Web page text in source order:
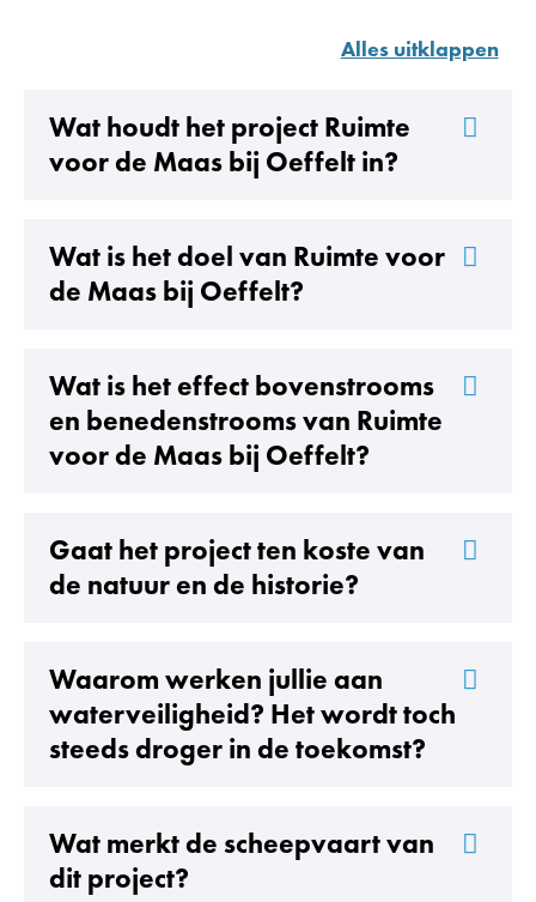
Alles uitklappen
Wat houdt het project Ruimte
voor de Maas bij Oeffelt in?
Wat is het doel van Ruimte voor
de Maas bij Oeffelt?
Wat is het effect bovenstrooms
en benedenstrooms van Ruimte
voor de Maas bij Oeffelt?
Gaat het project ten koste van
de natuur en de historie?
Waarom werken jullie aan
waterveiligheid? Het wordt toch
steeds droger in de toekomst?
Wat merkt de scheepvaart van
dit project?